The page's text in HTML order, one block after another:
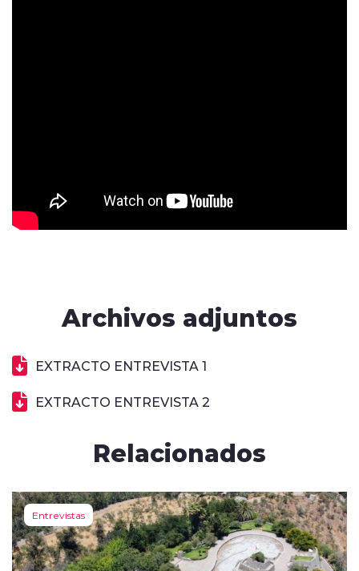
Archivos adjuntos
EXTRACTO ENTREVISTA 1
EXTRACTO ENTREVISTA 2
Relacionados
Entrevistas